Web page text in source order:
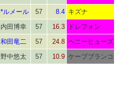
*ルメール 57 8.4 キズナ
内田博幸 57 16.3
ドレフォン
和田竜二 57 24.8 ヘニーヒューズ
野中悠太 57 10.9 ケープブランコ